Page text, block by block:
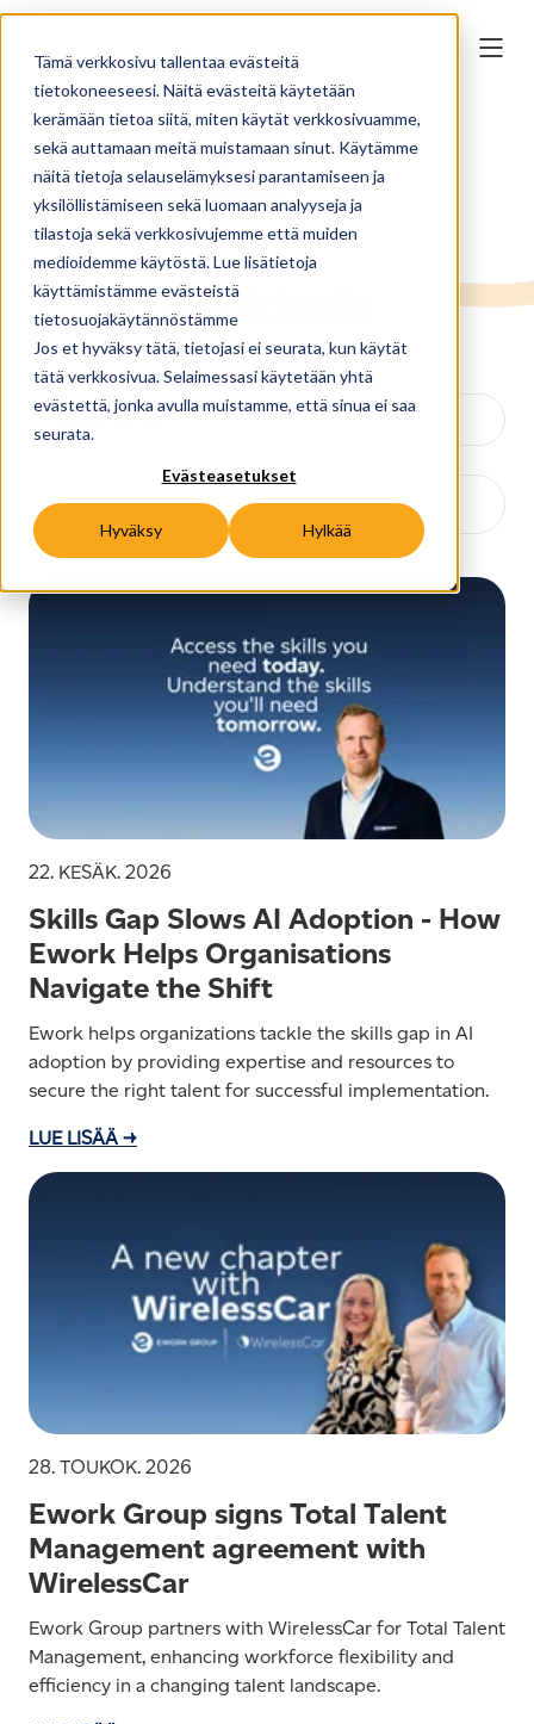
Tämä verkkosivu tallentaa evästeitä
tietokoneeseesi. Näitä evästeitä käytetään
kerämään tietoa siitä, miten käytät verkkosivuamme,
sekä auttamaan meitä muistamaan sinut. Käytämme
näitä tietoja selauselämyksesi parantamiseen ja
yksilöllistämiseen sekä luomaan analyyseja ja
tilastoja sekä verkkosivujemme että muiden
medioidemme käytöstä. Lue lisätietoja
käyttämistämme evästeistä
tietosuojakäytännöstämme
Jos et hyväksy tätä, tietojasi ei seurata, kun käytät
tätä verkkosivua. Selaimessasi käytetään yhtä
evästettä, jonka avulla muistamme, että sinua ei saa
seurata.
Evästeasetukset
Hyväksy Hylkää
← BACK TO NEWS & INSIGHTS
Artikkelit
22. KESÄK. 2026
Skills Gap Slows AI Adoption - How
Ework Helps Organisations
Navigate the Shift
Ework helps organizations tackle the skills gap in AI
adoption by providing expertise and resources to
secure the right talent for successful implementation.
LUE LISÄÄ →
28. TOUKOK. 2026
Ework Group signs Total Talent
Management agreement with
WirelessCar
Ework Group partners with WirelessCar for Total Talent
Management, enhancing workforce flexibility and
efficiency in a changing talent landscape.